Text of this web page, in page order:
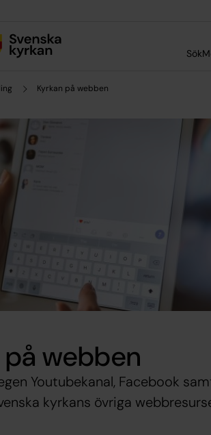
Sök
Kyrkan på webben
på webben
Youtubekanal, Facebook
kyrkans övriga